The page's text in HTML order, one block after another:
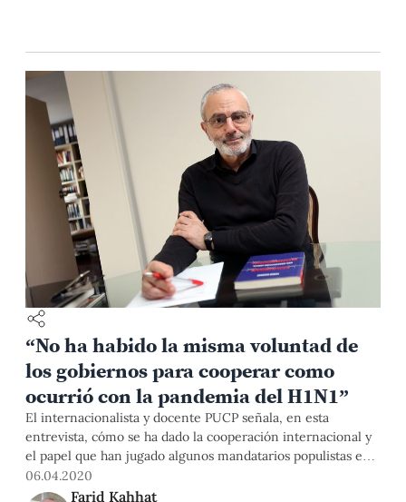
“No ha habido la misma voluntad de
los gobiernos para cooperar como
ocurrió con la pandemia del H1N1”
El internacionalista y docente PUCP señala, en esta
entrevista, cómo se ha dado la cooperación internacional y
el papel que han jugado algunos mandatarios populistas en
la crisis sanitaria global de la COVID-19, entre otros
aspectos.
06.04.2020
Farid Kahhat